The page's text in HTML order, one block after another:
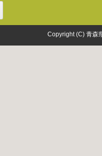
Copyright (C) 青森